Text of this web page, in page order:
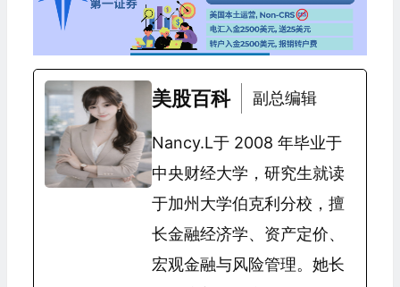
美股百科 副总编辑
Nancy.L于 2008 年毕业于
中央财经大学，研究生就读
于加州大学伯克利分校，擅
长金融经济学、资产定价、
宏观金融与风险管理。她长